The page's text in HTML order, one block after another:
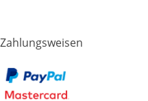
Zahlungsweisen